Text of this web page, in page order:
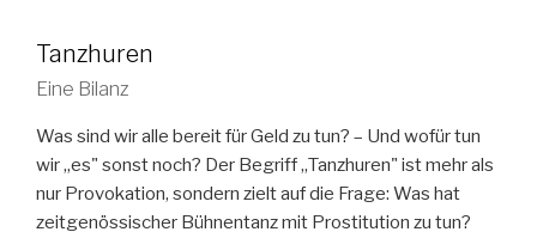
Tanzhuren
Eine Bilanz
Was sind wir alle bereit für Geld zu tun? – Und wofür tun
wir „es" sonst noch? Der Begriff „Tanzhuren" ist mehr als
nur Provokation, sondern zielt auf die Frage: Was hat
zeitgenössischer Bühnentanz mit Prostitution zu tun?